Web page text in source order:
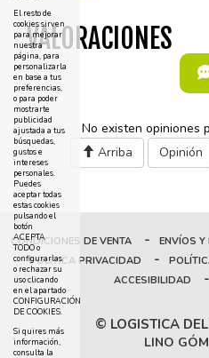
VALORACIONES
No existen opiniones
Arriba
Opinión
CONDICIONES DE VENTA - ENVÍOS Y
POLÍTICA PRIVACIDAD -
ACCESIBILIDAD
-
© LOGISTICA
LINO
El resto de
cookies sirven
para mejorar
nuestra
página, para
personalizarla
en base a tus
preferencias,
o para poder
mostrarte
publicidad
ajustada a tus
búsquedas,
gustos e
intereses
personales.
Puedes
aceptar todas
estas cookies
pulsando el
botón
ACEPTA
TODO o
configurarlas
o rechazar su
uso clicando
en el apartado
CONFIGURACIÓN
DE COOKIES.
Si quires más
información,
consulta la